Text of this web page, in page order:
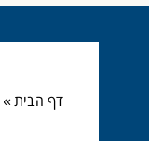
דף הבית»